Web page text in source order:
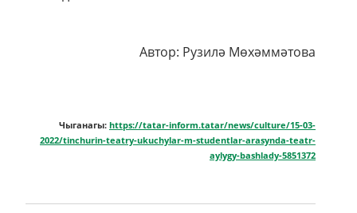
Автор: Рузилә Мөхәммәтова
Чыганагы: https://tatar-inform.tatar/news/culture/15-03-
2022/tinchurin-teatry-ukuchylar-m-studentlar-arasynda-teatr-
aylygy-bashlady-5851372